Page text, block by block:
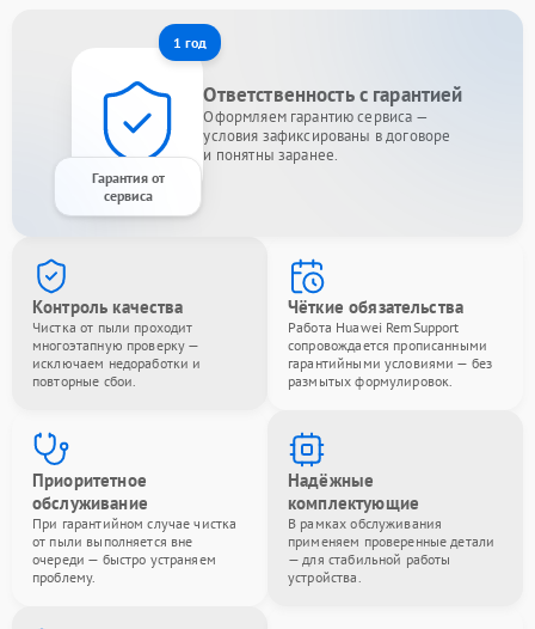
1 год
Гарантия от
сервиса
Ответственность с гарантией
Оформляем гарантию сервиса —
условия зафиксированы в договоре
и понятны заранее.
Контроль качества
Чистка от пыли проходит
многоэтапную проверку —
исключаем недоработки и
повторные сбои.
Чёткие обязательства
Работа Huawei RemSupport
сопровождается прописанными
гарантийными условиями — без
размытых формулировок.
Приоритетное
обслуживание
При гарантийном случае чистка
от пыли выполняется вне
очереди — быстро устраняем
проблему.
Надёжные
комплектующие
В рамках обслуживания
применяем проверенные детали
— для стабильной работы
устройства.